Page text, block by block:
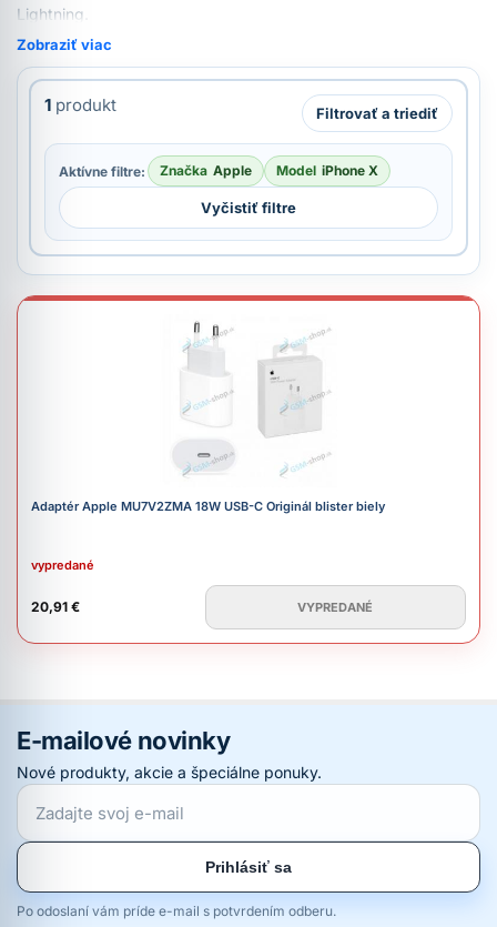
Lightning.
Zobraziť viac
1 produkt Filtrovať a triediť
Aktívne filtre: Značka Apple Model iPhone X
Vyčistiť filtre
Adaptér Apple MU7V2ZMA 18W USB-C Originál blister biely
vypredané
20,91 € VYPREDANÉ
E-mailové novinky
Nové produkty, akcie a špeciálne ponuky.
Prihlásiť sa
Po odoslaní vám príde e-mail s potvrdením odberu.